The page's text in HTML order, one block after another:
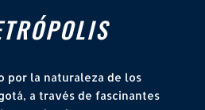
por la naturaleza de los
a través de fascinantes